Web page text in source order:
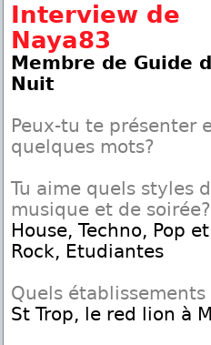
Interview de
Naya83
Membre de Guide
Nuit
Peux-tu te présenter
quelques mots?
Tu aime quels styles
musique et de soirée?
House, Techno, Pop et
Rock, Etudiantes
Quels
St Trop, le red lion à